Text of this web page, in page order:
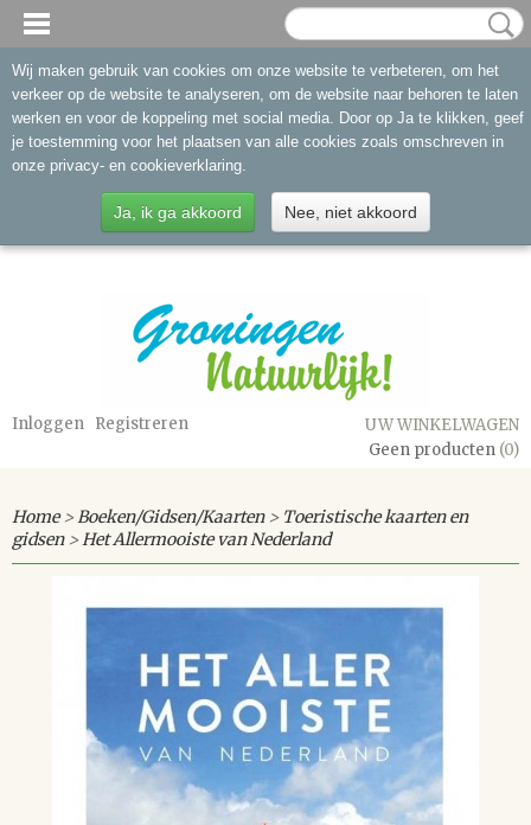
Inloggen Registreren
UW WINKELWAGEN
Geen producten (0)
Home>Boeken/Gidsen/Kaarten> Toeristische kaarten en
gidsen>Het Allermooiste van Nederland
Wij maken gebruik van cookies om onze website te verbeteren, om het
verkeer op de website te analyseren, om de website naar behoren te laten
werken en voor de koppeling met social media. Door op Ja te klikken, geef
je toestemming voor het plaatsen van alle cookies zoals omschreven in
onze privacy- en cookieverklaring.
Ja, ik ga akkoord Nee, niet akkoord